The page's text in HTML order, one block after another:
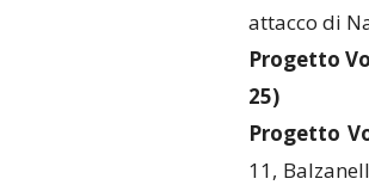
attacco di
Progetto
25)
Progetto
11,